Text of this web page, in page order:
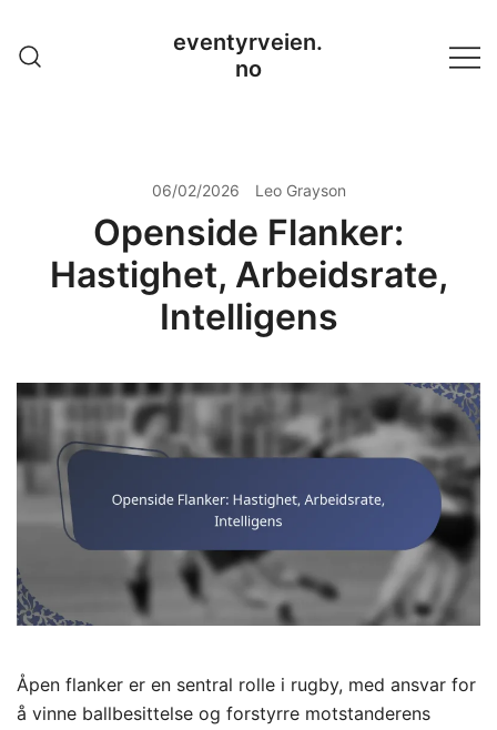
content
eventyrveien.
no
06/02/2026 Leo Grayson
Openside Flanker:
Hastighet, Arbeidsrate,
Intelligens
Åpen flanker er en sentral rolle i rugby, med ansvar for
å vinne ballbesittelse og forstyrre motstanderens